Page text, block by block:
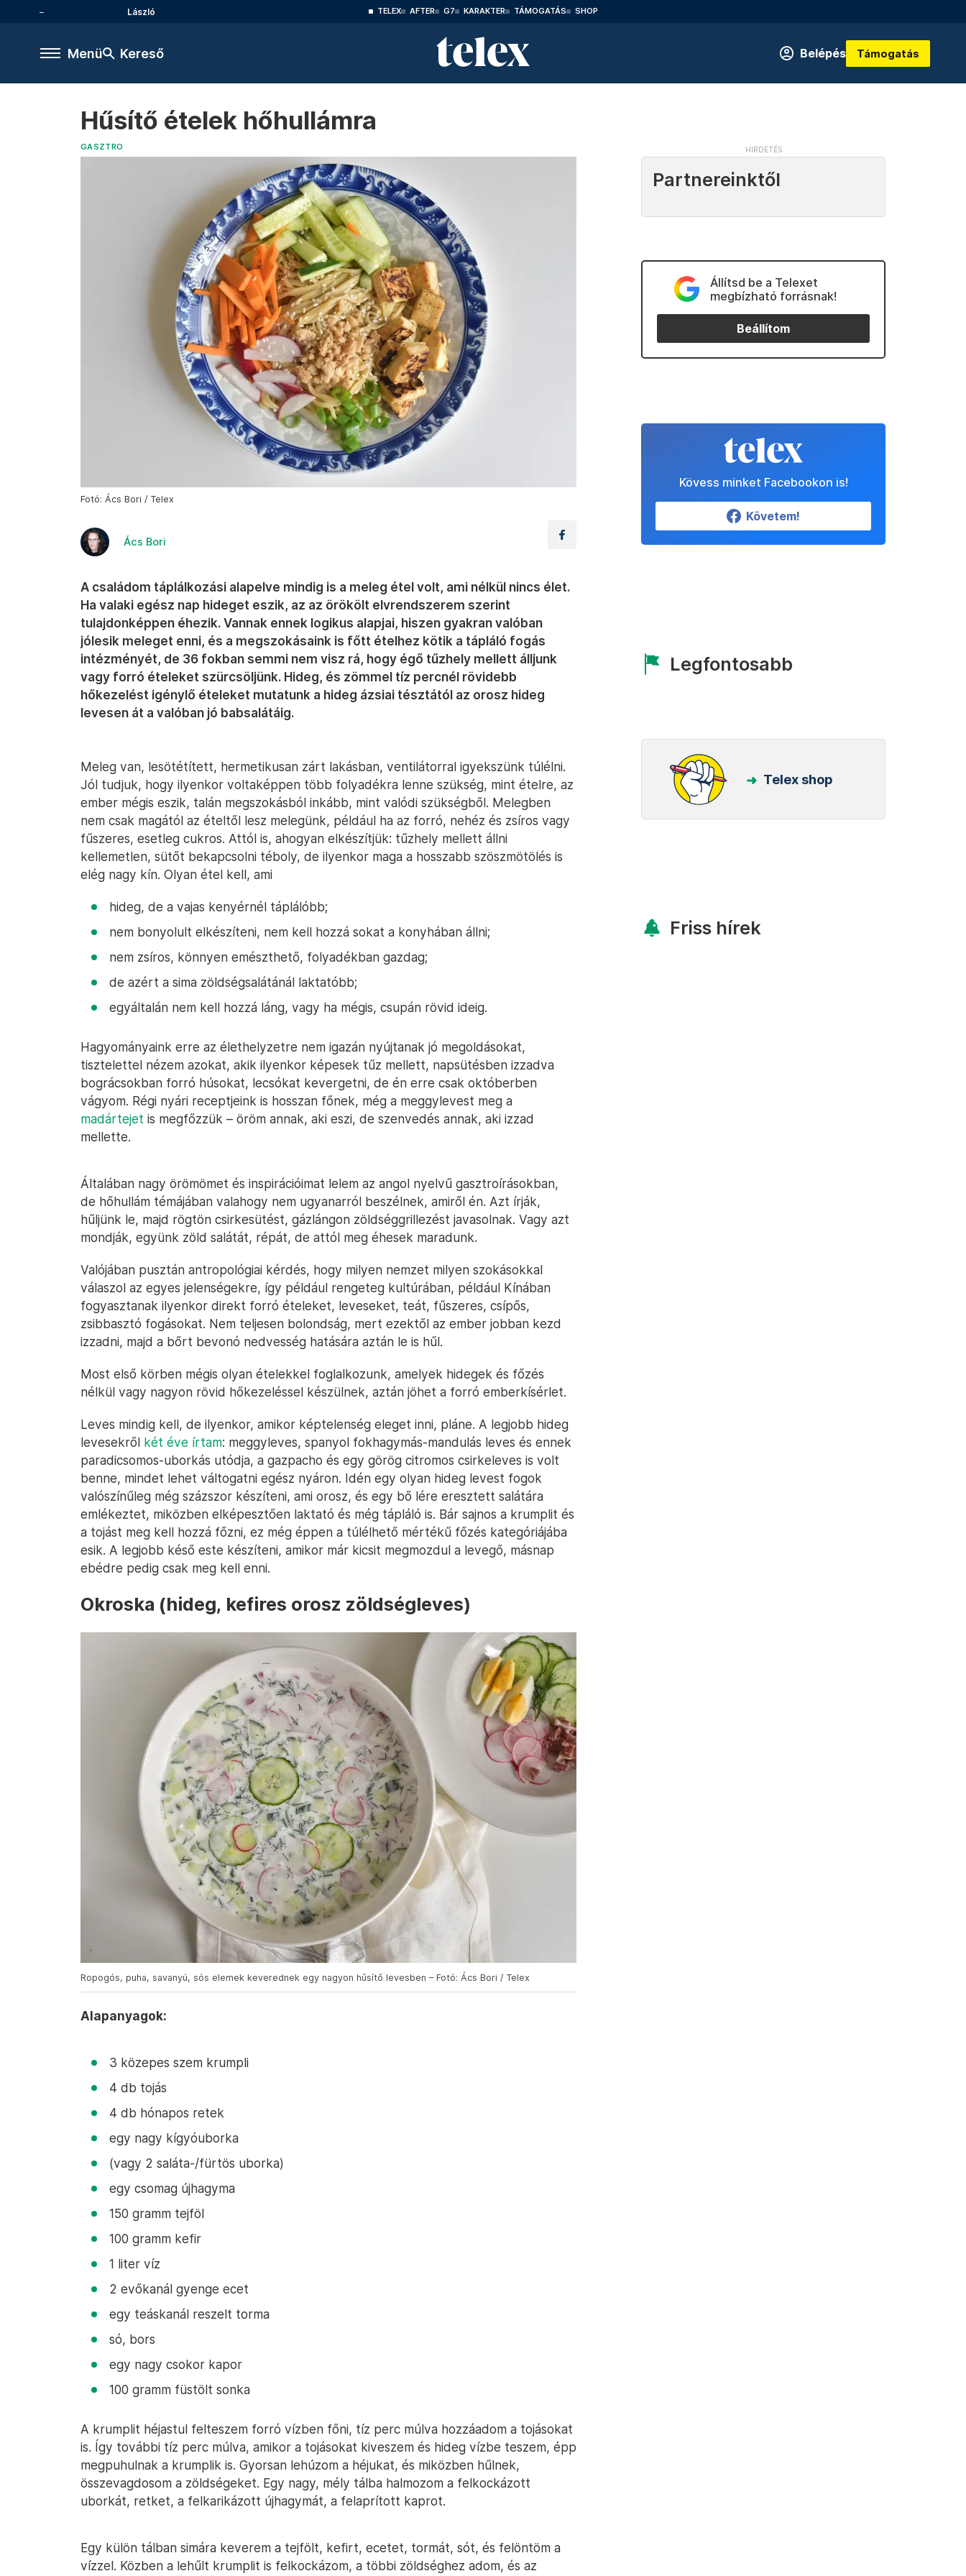
László TELEX AFTER G7 KARAKTER TÁMOGATÁS SHOP
Menü Kereső Belépés Támogatás
Hűsítő ételek hőhullámra
GASZTRO
Fotó: Ács Bori / Telex
Ács Bori
A családom táplálkozási alapelve mindig is a meleg étel volt, ami nélkül nincs élet.
Ha valaki egész nap hideget eszik, az az örökölt elvrendszerem szerint
tulajdonképpen éhezik. Vannak ennek logikus alapjai, hiszen gyakran valóban
jólesik meleget enni, és a megszokásaink is főtt ételhez kötik a tápláló fogás
intézményét, de 36 fokban semmi nem visz rá, hogy égő tűzhely mellett álljunk
vagy forró ételeket szürcsöljünk. Hideg, és zömmel tíz percnél rövidebb
hőkezelést igénylő ételeket mutatunk a hideg ázsiai tésztától az orosz hideg
levesen át a valóban jó babsalátáig.
Meleg van, lesötétített, hermetikusan zárt lakásban, ventilátorral igyekszünk túlélni.
Jól tudjuk, hogy ilyenkor voltaképpen több folyadékra lenne szükség, mint ételre, az
ember mégis eszik, talán megszokásból inkább, mint valódi szükségből. Melegben
nem csak magától az ételtől lesz melegünk, például ha az forró, nehéz és zsíros vagy
fűszeres, esetleg cukros. Attól is, ahogyan elkészítjük: tűzhely mellett állni
kellemetlen, sütőt bekapcsolni téboly, de ilyenkor maga a hosszabb szöszmötölés is
elég nagy kín. Olyan étel kell, ami
hideg, de a vajas kenyérnél táplálóbb;
nem bonyolult elkészíteni, nem kell hozzá sokat a konyhában állni;
nem zsíros, könnyen emészthető, folyadékban gazdag;
de azért a sima zöldségsalátánál laktatóbb;
egyáltalán nem kell hozzá láng, vagy ha mégis, csupán rövid ideig.
Hagyományaink erre az élethelyzetre nem igazán nyújtanak jó megoldásokat,
tisztelettel nézem azokat, akik ilyenkor képesek tűz mellett, napsütésben izzadva
bográcsokban forró húsokat, lecsókat kevergetni, de én erre csak októberben
vágyom. Régi nyári receptjeink is hosszan főnek, még a meggylevest meg a
madártejet is megfőzzük – öröm annak, aki eszi, de szenvedés annak, aki izzad
mellette.
Általában nagy örömömet és inspirációimat lelem az angol nyelvű gasztroírásokban,
de hőhullám témájában valahogy nem ugyanarról beszélnek, amiről én. Azt írják,
hűljünk le, majd rögtön csirkesütést, gázlángon zöldséggrillezést javasolnak. Vagy azt
mondják, együnk zöld salátát, répát, de attól meg éhesek maradunk.
Valójában pusztán antropológiai kérdés, hogy milyen nemzet milyen szokásokkal
válaszol az egyes jelenségekre, így például rengeteg kultúrában, például Kínában
fogyasztanak ilyenkor direkt forró ételeket, leveseket, teát, fűszeres, csípős,
zsibbasztó fogásokat. Nem teljesen bolondság, mert ezektől az ember jobban kezd
izzadni, majd a bőrt bevonó nedvesség hatására aztán le is hűl.
Most első körben mégis olyan ételekkel foglalkozunk, amelyek hidegek és főzés
nélkül vagy nagyon rövid hőkezeléssel készülnek, aztán jöhet a forró emberkísérlet.
Leves mindig kell, de ilyenkor, amikor képtelenség eleget inni, pláne. A legjobb hideg
levesekről két éve írtam: meggyleves, spanyol fokhagymás-mandulás leves és ennek
paradicsomos-uborkás utódja, a gazpacho és egy görög citromos csirkeleves is volt
benne, mindet lehet váltogatni egész nyáron. Idén egy olyan hideg levest fogok
valószínűleg még százszor készíteni, ami orosz, és egy bő lére eresztett salátára
emlékeztet, miközben elképesztően laktató és még tápláló is. Bár sajnos a krumplit és
a tojást meg kell hozzá főzni, ez még éppen a túlélhető mértékű főzés kategóriájába
esik. A legjobb késő este készíteni, amikor már kicsit megmozdul a levegő, másnap
ebédre pedig csak meg kell enni.
Okroska (hideg, kefires orosz zöldségleves)
Ropogós, puha, savanyú, sós elemek keverednek egy nagyon hűsítő levesben – Fotó: Ács Bori / Telex
Alapanyagok:
3 közepes szem krumpli
4 db tojás
4 db hónapos retek
egy nagy kígyóuborka
(vagy 2 saláta-/fürtös uborka)
egy csomag újhagyma
150 gramm tejföl
100 gramm kefir
1 liter víz
2 evőkanál gyenge ecet
egy teáskanál reszelt torma
só, bors
egy nagy csokor kapor
100 gramm füstölt sonka
A krumplit héjastul felteszem forró vízben főni, tíz perc múlva hozzáadom a tojásokat
is. Így további tíz perc múlva, amikor a tojásokat kiveszem és hideg vízbe teszem, épp
megpuhulnak a krumplik is. Gyorsan lehúzom a héjukat, és miközben hűlnek,
összevagdosom a zöldségeket. Egy nagy, mély tálba halmozom a felkockázott
uborkát, retket, a felkarikázott újhagymát, a felaprított kaprot.
Egy külön tálban simára keverem a tejfölt, kefirt, ecetet, tormát, sót, és felöntöm a
vízzel. Közben a lehűlt krumplit is felkockázom, a többi zöldséghez adom, és az
Partnereinktől
Állítsd be a Telexet
megbízható forrásnak!
Beállítom
Kövess minket Facebookon is!
Követem!
Legfontosabb
Telex shop
Friss hírek